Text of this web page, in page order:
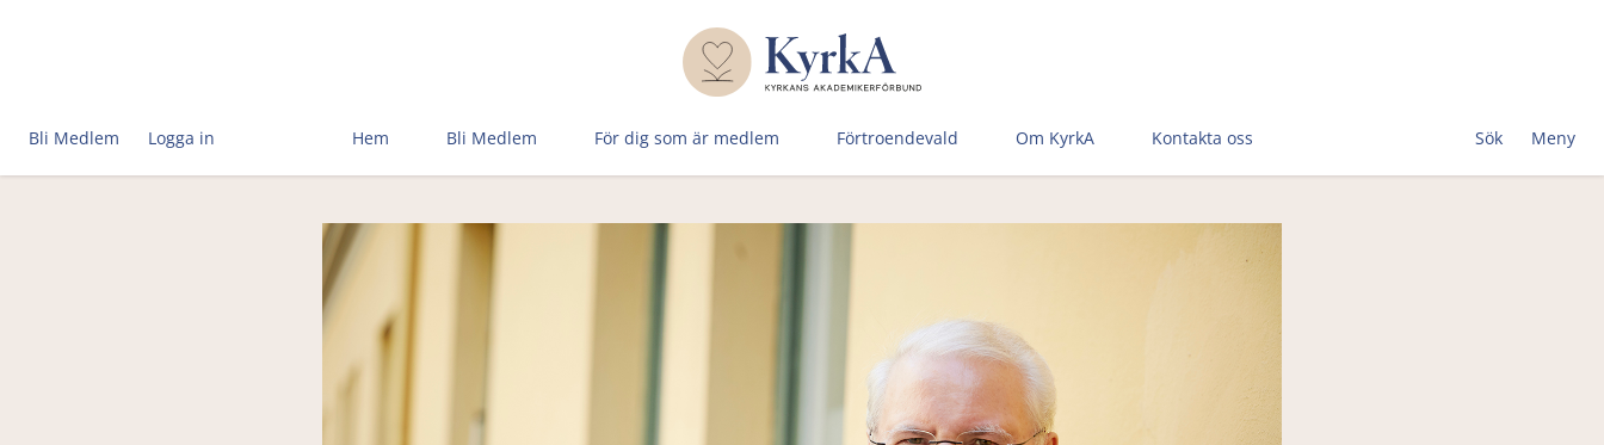
Bli Medlem Logga in Hem Bli Medlem För dig som är medlem Förtroen­devald Om KyrkA Kontakta oss Sök Meny